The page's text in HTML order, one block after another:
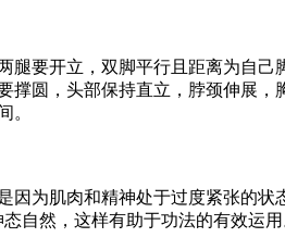
开立，双脚平行且距离为自己
圆，头部保持直立，脖颈伸展
。
肌肉和精神处于过度紧张的状
自然，这样有助于功法的有效运